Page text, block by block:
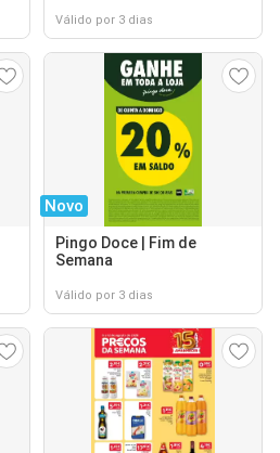
Válido por 3 dias
Novo
Pingo Doce | Fim de
Semana
Válido por 3 dias